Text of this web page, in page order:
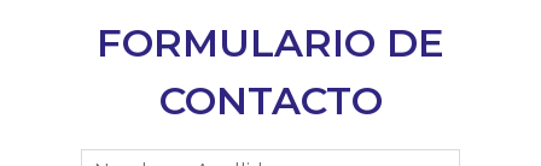
FORMULARIO DE
CONTACTO